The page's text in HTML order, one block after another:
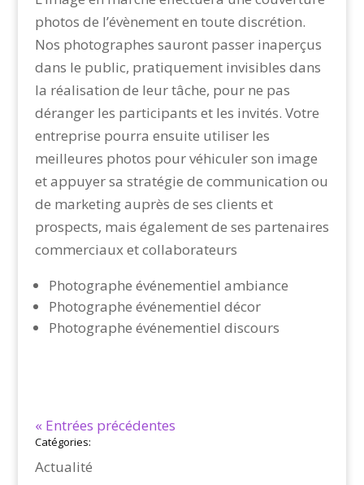
photos de l’évènement en toute discrétion.
Nos photographes sauront passer inaperçus
dans le public, pratiquement invisibles dans
la réalisation de leur tâche, pour ne pas
déranger les participants et les invités. Votre
entreprise pourra ensuite utiliser les
meilleures photos pour véhiculer son image
et appuyer sa stratégie de communication ou
de marketing auprès de ses clients et
prospects, mais également de ses partenaires
commerciaux et collaborateurs
Photographe événementiel ambiance
Photographe événementiel décor
Photographe événementiel discours
« Entrées précédentes
Catégories:
Actualité